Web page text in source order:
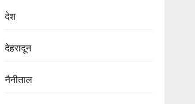
देश
देहरादून
नैनीताल